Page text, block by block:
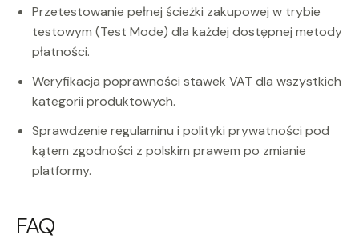
Przetestowanie pełnej ścieżki zakupowej w trybie
testowym (Test Mode) dla każdej dostępnej metody
płatności.
Weryfikacja poprawności stawek VAT dla wszystkich
kategorii produktowych.
Sprawdzenie regulaminu i polityki prywatności pod
kątem zgodności z polskim prawem po zmianie
platformy.
FAQ